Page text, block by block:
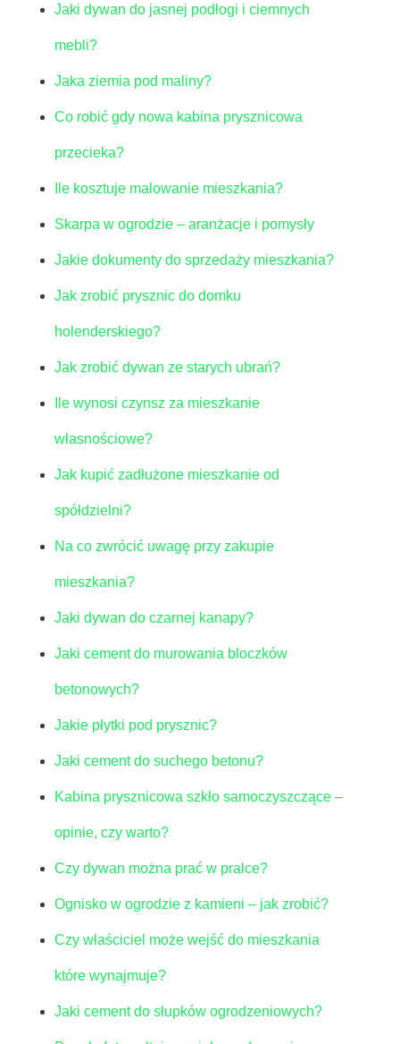
Jaki dywan do jasnej podłogi i ciemnych
mebli?
Jaka ziemia pod maliny?
Co robić gdy nowa kabina prysznicowa
przecieka?
Ile kosztuje malowanie mieszkania?
Skarpa w ogrodzie – aranżacje i pomysły
Jakie dokumenty do sprzedaży mieszkania?
Jak zrobić prysznic do domku
holenderskiego?
Jak zrobić dywan ze starych ubrań?
Ile wynosi czynsz za mieszkanie
własnościowe?
Jak kupić zadłużone mieszkanie od
spółdzielni?
Na co zwrócić uwagę przy zakupie
mieszkania?
Jaki dywan do czarnej kanapy?
Jaki cement do murowania bloczków
betonowych?
Jakie płytki pod prysznic?
Jaki cement do suchego betonu?
Kabina prysznicowa szkło samoczyszczące –
opinie, czy warto?
Czy dywan można prać w pralce?
Ognisko w ogrodzie z kamieni – jak zrobić?
Czy właściciel może wejść do mieszkania
które wynajmuje?
Jaki cement do słupków ogrodzeniowych?